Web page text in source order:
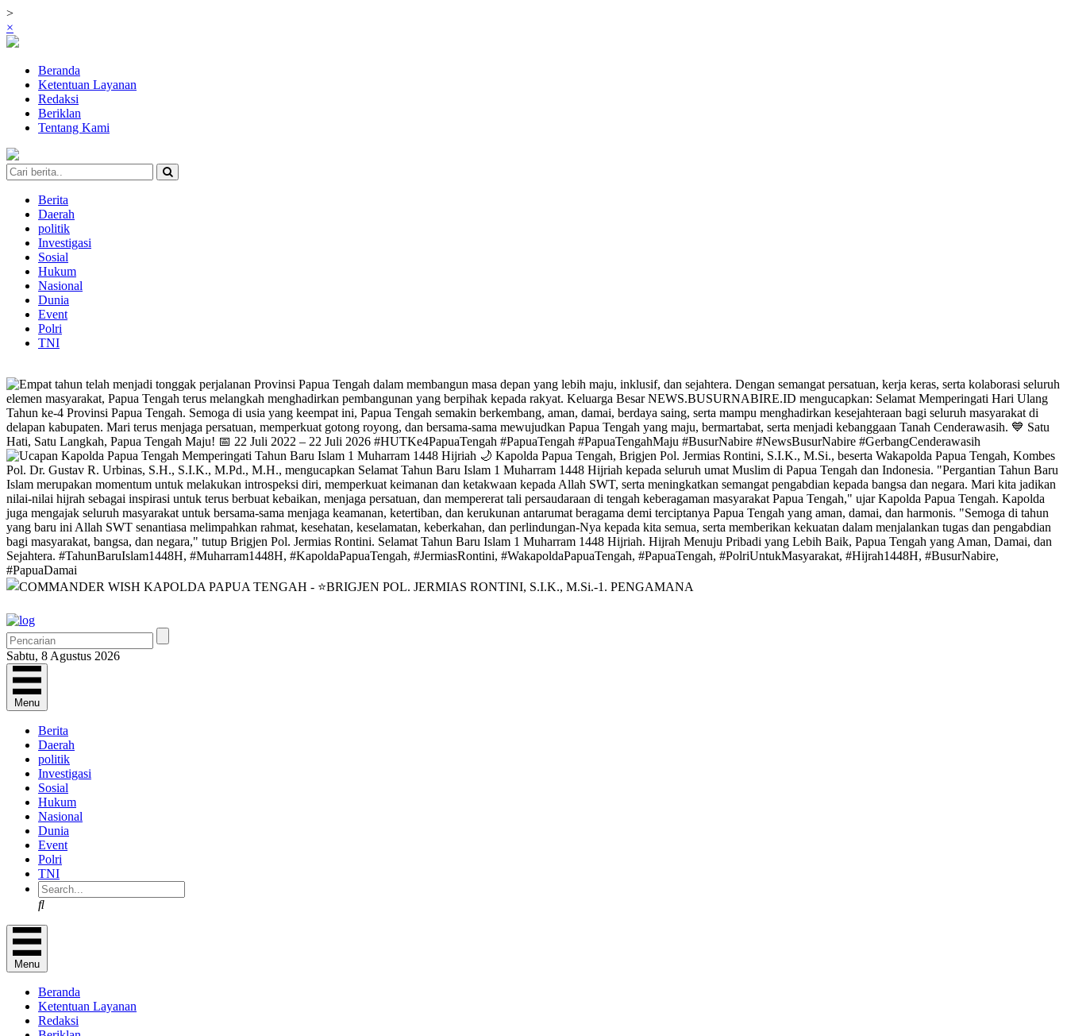
>
×
Beranda
Ketentuan Layanan
Redaksi
Beriklan
Tentang Kami
Berita
Daerah
politik
Investigasi
Sosial
Hukum
Nasional
Dunia
Event
Polri
TNI
Sabtu, 8 Agustus 2026
Menu
Berita
Daerah
politik
Investigasi
Sosial
Hukum
Nasional
Dunia
Event
Polri
TNI
Search
Menu
Beranda
Ketentuan Layanan
Redaksi